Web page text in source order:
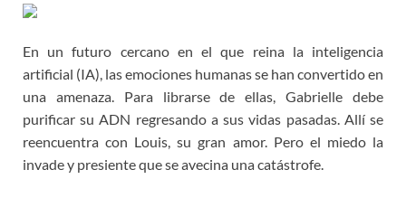
En un futuro cercano en el que reina la inteligencia
artificial (IA), las emociones humanas se han convertido en
una amenaza. Para librarse de ellas, Gabrielle debe
purificar su ADN regresando a sus vidas pasadas. Allí se
reencuentra con Louis, su gran amor. Pero el miedo la
invade y presiente que se avecina una catástrofe.